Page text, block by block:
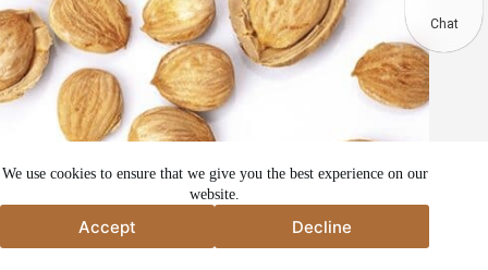
We use cookies to ensure that we give you the best experience on our
website.
Accept Decline
如何轻松敲碎杏仁？
Accept
Chat